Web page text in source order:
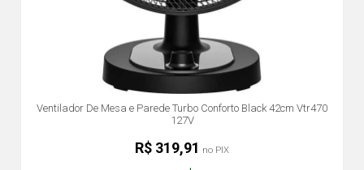
Ventilador De Mesa e Parede Turbo Conforto Black 42cm Vtr470
127V
R$ 319,91 no PIX